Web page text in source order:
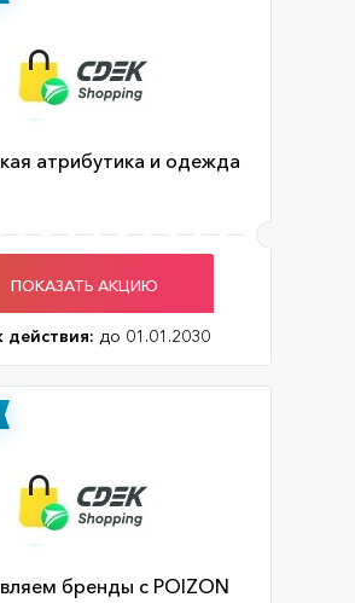
атрибутика и одежда
ПОКАЗАТЬ АКЦИЮ
действия: до 01.01.2030
бренды с POIZON